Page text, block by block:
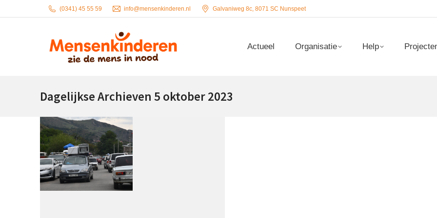
(0341) 45 55 59 info@mensenkinderen.nl Galvaniweg 8c, 8071 SC Nunspeet
Actueel Organisatie Help
Dagelijkse Archieven 5 oktober 2023
Actueel Organisatie Help